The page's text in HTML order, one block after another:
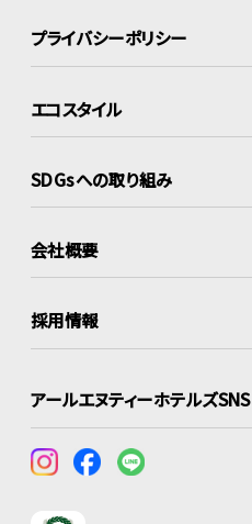
プライバシーポリシー
エコスタイル
SDGsへの取り組み
会社概要
採用情報
アールエヌティーホテルズSNS